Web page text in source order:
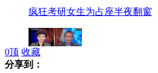
疯狂考研女生为占座半夜翻窗
0顶 收藏
分享到：